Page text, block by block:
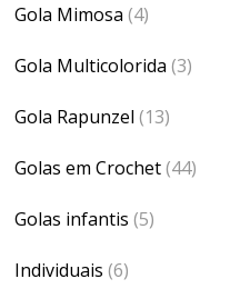
Gola Mimosa (4)
Gola Multicolorida (3)
Gola Rapunzel (13)
Golas em Crochet(44)
Golas infantis (5)
Individuais (6)